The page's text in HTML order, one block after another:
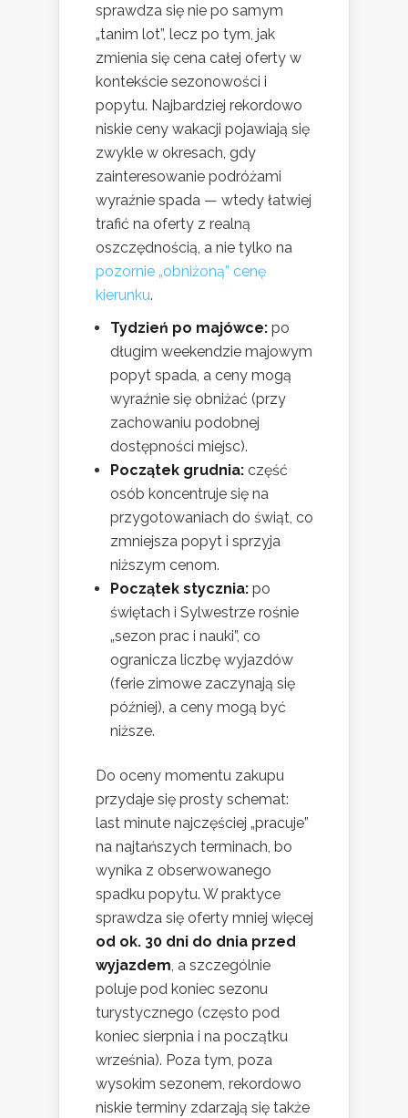
sprawdza się nie po samym
„tanim lot”, lecz po tym, jak
zmienia się cena całej oferty w
kontekście sezonowości i
popytu. Najbardziej rekordowo
niskie ceny wakacji pojawiają się
zwykle w okresach, gdy
zainteresowanie podróżami
wyraźnie spada — wtedy łatwiej
trafić na oferty z realną
oszczędnością, a nie tylko na
pozornie „obniżoną” cenę
kierunku.
Tydzień po majówce: po
długim weekendzie majowym
popyt spada, a ceny mogą
wyraźnie się obniżać (przy
zachowaniu podobnej
dostępności miejsc).
Początek grudnia: część
osób koncentruje się na
przygotowaniach do świąt, co
zmniejsza popyt i sprzyja
niższym cenom.
Początek stycznia: po
świętach i Sylwestrze rośnie
„sezon prac i nauki”, co
ogranicza liczbę wyjazdów
(ferie zimowe zaczynają się
później), a ceny mogą być
niższe.
Do oceny momentu zakupu
przydaje się prosty schemat:
last minute najczęściej „pracuje”
na najtańszych terminach, bo
wynika z obserwowanego
spadku popytu. W praktyce
sprawdza się oferty mniej więcej
od ok. 30 dni do dnia przed
wyjazdem, a szczególnie
poluje pod koniec sezonu
turystycznego (często pod
koniec sierpnia i na początku
września). Poza tym, poza
wysokim sezonem, rekordowo
niskie terminy zdarzają się także